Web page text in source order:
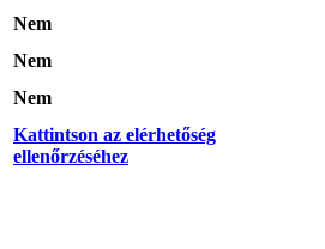
Nem
Nem
Nem
Kattintson az elérhetőség
ellenőrzéséhez